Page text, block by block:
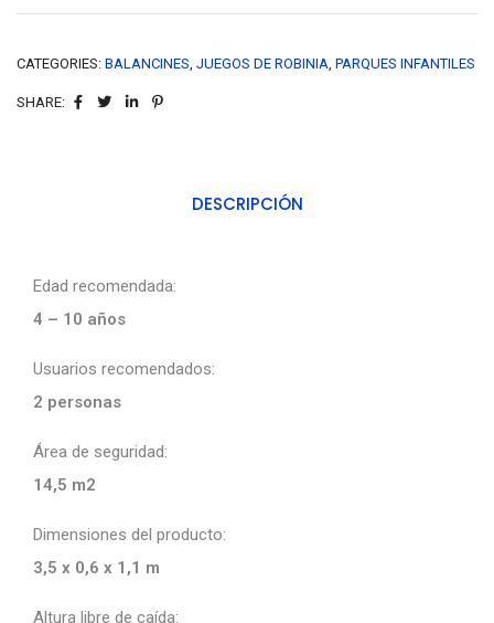
CATEGORIES: BALANCINES JUEGOS DE ROBINIA PARQUES INFANTILES
SHARE:
DESCRIPCIÓN
Edad recomendada:
4 – 10 años
Usuarios recomendados:
2 personas
Área de seguridad:
14,5 m2
Dimensiones del producto:
3,5 x 0,6 x 1,1 m
Altura libre de caída: